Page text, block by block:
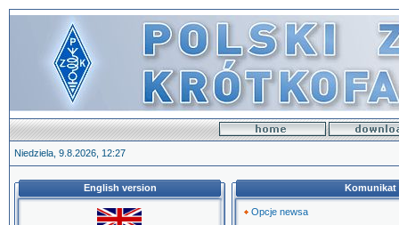
Niedziela, 9.8.2026, 12:27
English version Komunikat
Opcje newsa